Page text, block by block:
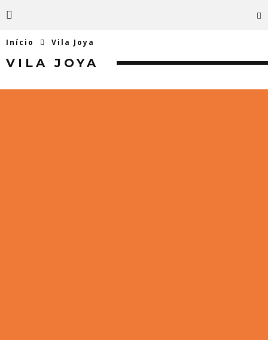
Início Vila Joya
VILA JOYA